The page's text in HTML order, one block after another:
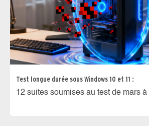
Test longue durée sous Windows 10 et 11 :
12 suites soumises au test de mars